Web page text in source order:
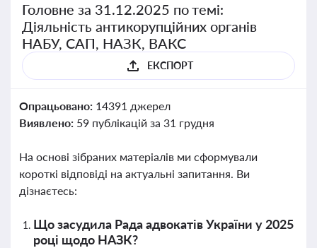
Головне за 31.12.2025 по темі:
Діяльність антикорупційних органів
НАБУ, САП, НАЗК, ВАКС
ЕКСПОРТ
Опрацьовано: 14391 джерел
Виявлено: 59 публікацій за 31 грудня
На основі зібраних матеріалів ми сформували
короткі відповіді на актуальні запитання. Ви
дізнаєтесь:
Що засудила Рада адвокатів України у 2025
році щодо НАЗК?